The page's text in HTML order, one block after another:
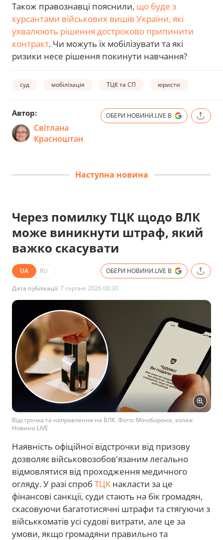
Також правознавці пояснили, що буде з
курсантами військових вишів України, які
ухвалюють рішення достроково припинити
контракт. Чи можуть їх мобілізувати та які
ризики несе рішення покинути навчання?
суд мобілізація ТЦК та СП юристи
Автор:
Світлана
Красноштан
ОБЕРИ НОВИНИ.LIVE В
Наступна новина
Через помилку ТЦК щодо ВЛК
може виникнути штраф, який
важко скасувати
UA RU ОБЕРИ НОВИНИ.LIVE В
Дата публікації:7 серпня 2026 00:30
Відстрочка та направлення на ВЛК. Фото: Міноборони, колаж
Новини.LIVE
Наявність офіційної відстрочки від призову
дозволяє військовозобов'язаним легально
відмовлятися від проходження медичного
огляду. У разі спробТЦК накласти за це
фінансові санкції, суди стають на бік громадян,
скасовуючи багатотисячні штрафи та стягуючи з
військкоматів усі судові витрати, але це за
умови, якщо громадяни правильно та